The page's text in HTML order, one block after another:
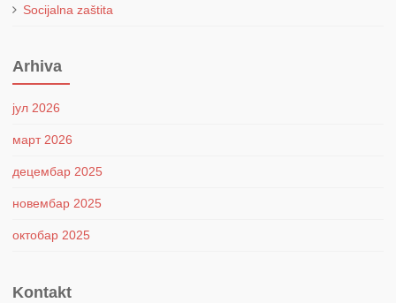
Socijalna zaštita
Arhiva
јул 2026
март 2026
децембар 2025
новембар 2025
октобар 2025
Kontakt